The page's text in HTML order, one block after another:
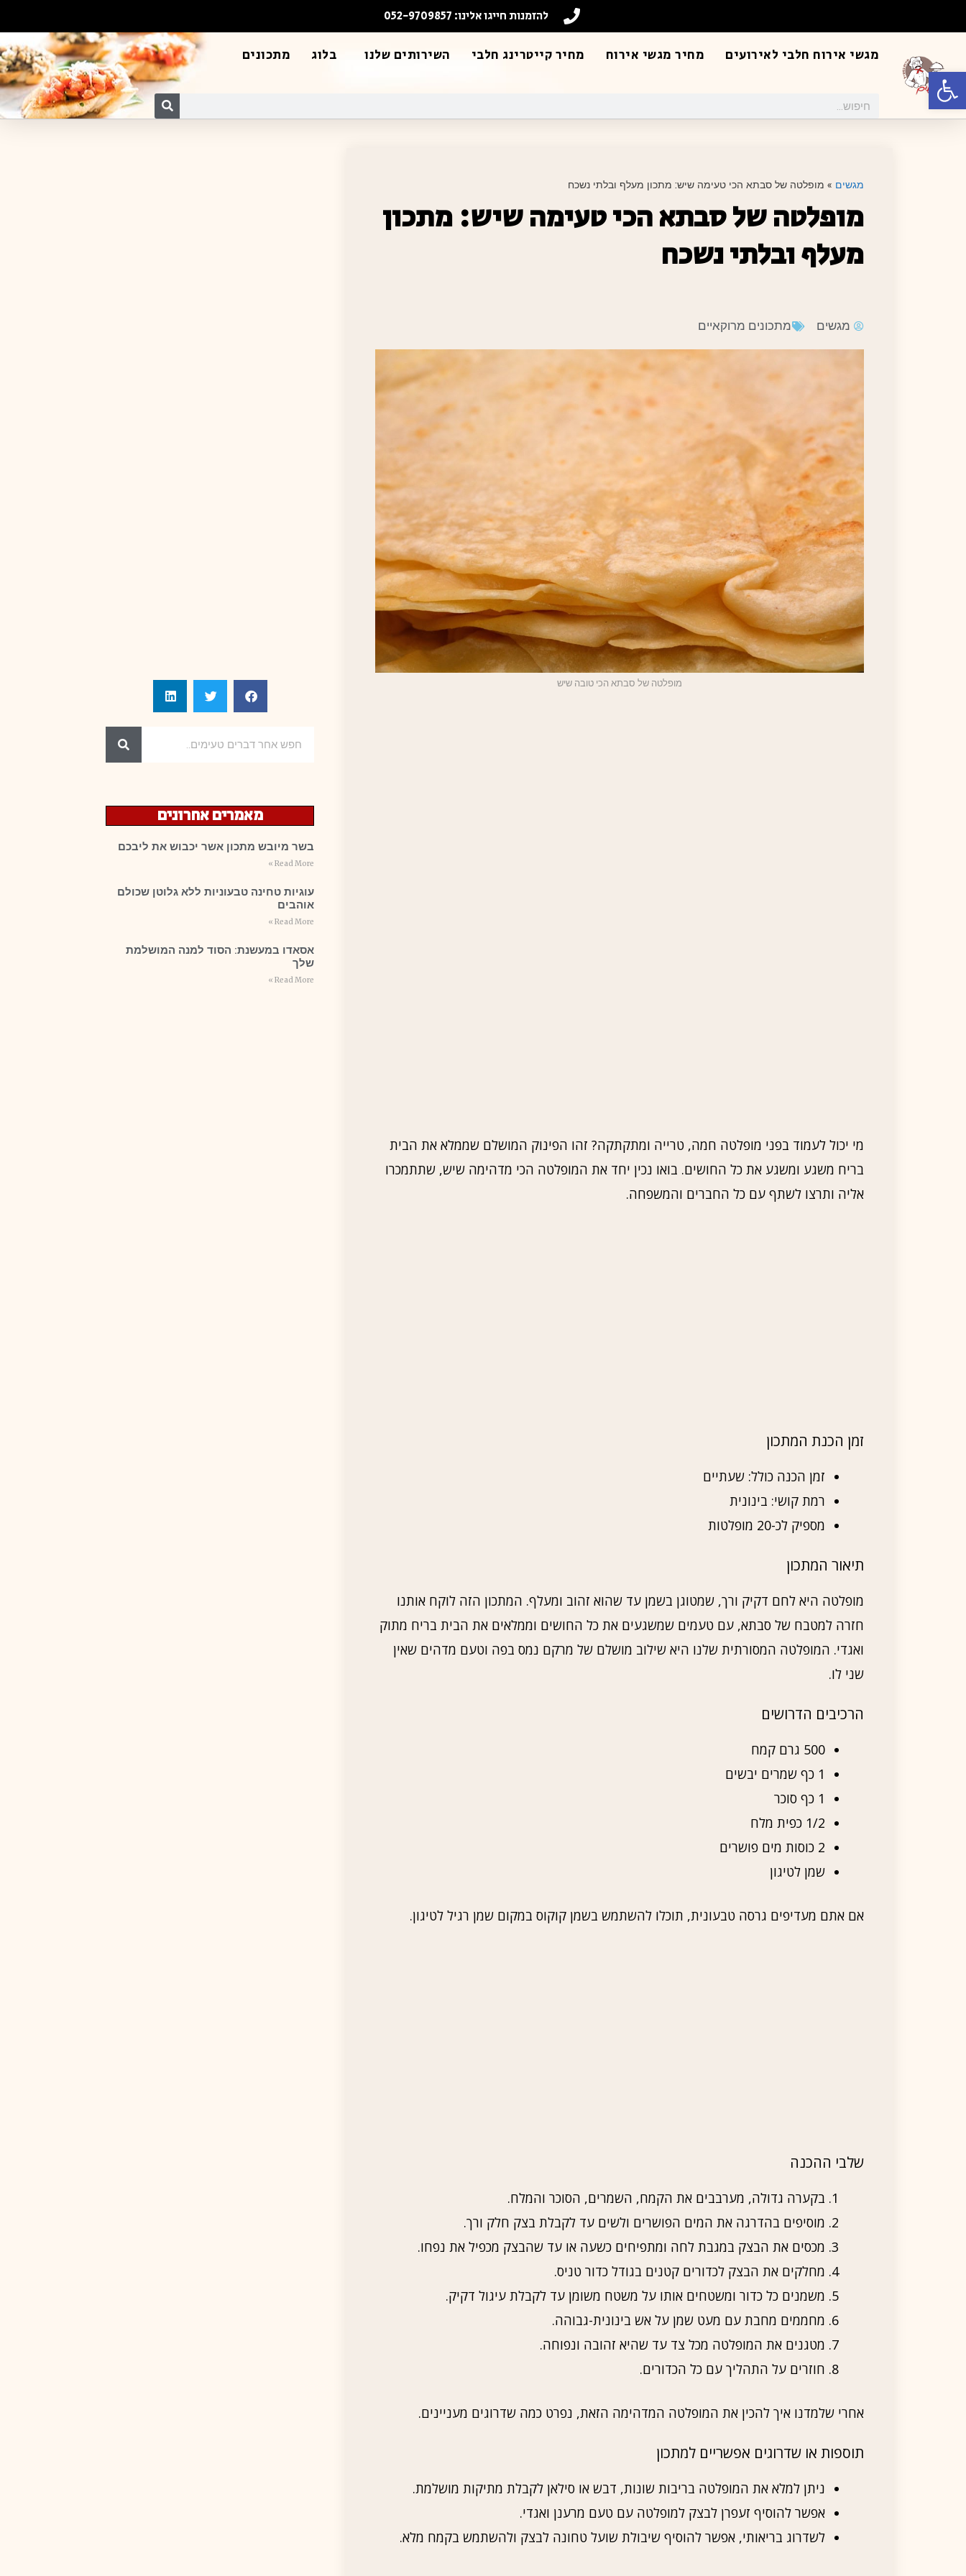
פתח סרגל נגישות
להזמנות חייגו אלינו: 052-9709857
מגשי אירוח חלבי לאירועים מחיר מגשי אירוח מחיר קייטרינג חלבי השירותים שלנו בלוג מתכונים
מגשים » מופלטה של סבתא הכי טעימה שיש: מתכון מעלף ובלתי נשכח
מופלטה של סבתא הכי טעימה שיש: מתכון
מעלף ובלתי נשכח
מגשים מתכונים מרוקאיים
מופלטה של סבתא הכי טובה שיש
מי יכול לעמוד בפני מופלטה חמה, טרייה ומתקתקה? זהו הפינוק המושלם שממלא את הבית
בריח משגע ומשגע את כל החושים. בואו נכין יחד את המופלטה הכי מדהימה שיש, שתתמכרו
אליה ותרצו לשתף עם כל החברים והמשפחה.
זמן הכנת המתכון
זמן הכנה כולל: שעתיים
רמת קושי: בינונית
מספיק לכ-20 מופלטות
תיאור המתכון
מופלטה היא לחם דקיק ורך, שמטוגן בשמן עד שהוא זהוב ומעלף. המתכון הזה לוקח אותנו
חזרה למטבח של סבתא, עם טעמים שמשגעים את כל החושים וממלאים את הבית בריח מתוק
ואגדי. המופלטה המסורתית שלנו היא שילוב מושלם של מרקם נמס בפה וטעם מדהים שאין
שני לו.
הרכיבים הדרושים
500 גרם קמח
1 כף שמרים יבשים
1 כף סוכר
1/2 כפית מלח
2 כוסות מים פושרים
שמן לטיגון
אם אתם מעדיפים גרסה טבעונית, תוכלו להשתמש בשמן קוקוס במקום שמן רגיל לטיגון.
שלבי ההכנה
בקערה גדולה, מערבבים את הקמח, השמרים, הסוכר והמלח.
מוסיפים בהדרגה את המים הפושרים ולשים עד לקבלת בצק חלק ורך.
מכסים את הבצק במגבת לחה ומתפיחים כשעה או עד שהבצק מכפיל את נפחו.
מחלקים את הבצק לכדורים קטנים בגודל כדור טניס.
משמנים כל כדור ומשטחים אותו על משטח משומן עד לקבלת עיגול דקיק.
מחממים מחבת עם מעט שמן על אש בינונית-גבוהה.
מטגנים את המופלטה מכל צד עד שהיא זהובה ונפוחה.
חוזרים על התהליך עם כל הכדורים.
אחרי שלמדנו איך להכין את המופלטה המדהימה הזאת, נפרט כמה שדרוגים מעניינים.
תוספות או שדרוגים אפשריים למתכון
ניתן למלא את המופלטה בריבות שונות, דבש או סילאן לקבלת מתיקות מושלמת.
אפשר להוסיף זעפרן לבצק למופלטה עם טעם מרענן ואגדי.
לשדרוג בריאותי, אפשר להוסיף שיבולת שועל טחונה לבצק ולהשתמש בקמח מלא.
מאמרים אחרונים
בשר מיובש מתכון אשר יכבוש את ליבכם
Read More »
עוגיות טחינה טבעוניות ללא גלוטן שכולם
אוהבים
Read More »
אסאדו במעשנת: הסוד למנה המושלמת
שלך
Read More »